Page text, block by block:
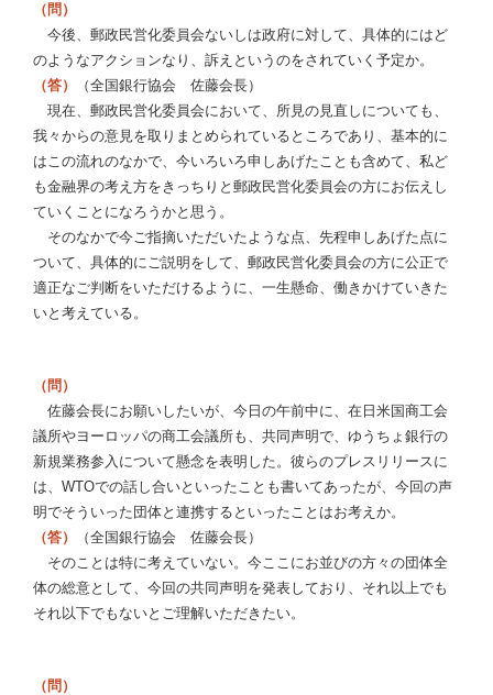
（問）
今後、郵政民営化委員会ないしは政府に対して、具体的にはど
のようなアクションなり、訴えというのをされていく予定か。
（答）
（全国銀行協会 佐藤会長）
現在、郵政民営化委員会において、所見の見直しについても、
我々からの意見を取りまとめられているところであり、基本的に
はこの流れのなかで、今いろいろ申しあげたことも含めて、私ど
も金融界の考え方をきっちりと郵政民営化委員会の方にお伝えし
ていくことになろうかと思う。
そのなかで今ご指摘いただいたような点、先程申しあげた点に
ついて、具体的にご説明をして、郵政民営化委員会の方に公正で
適正なご判断をいただけるように、一生懸命、働きかけていきた
いと考えている。
（問）
佐藤会長にお願いしたいが、今日の午前中に、在日米国商工会
議所やヨーロッパの商工会議所も、共同声明で、ゆうちょ銀行の
新規業務参入について懸念を表明した。彼らのプレスリリースに
は、WTOでの話し合いといったことも書いてあったが、今回の声
明でそういった団体と連携するといったことはお考えか。
（答）
（全国銀行協会 佐藤会長）
そのことは特に考えていない。今ここにお並びの方々の団体全
体の総意として、今回の共同声明を発表しており、それ以上でも
それ以下でもないとご理解いただきたい。
（問）